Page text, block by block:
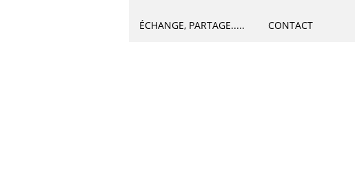
ÉCHANGE, PARTAGE..... CONTACT